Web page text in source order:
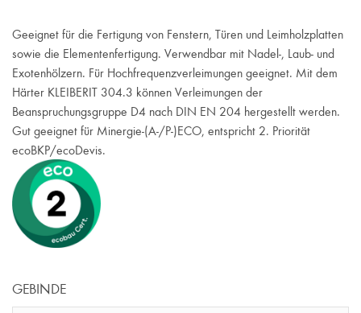
Geeignet für die Fertigung von Fenstern, Türen und Leimholzplatten
sowie die Elementenfertigung. Verwendbar mit Nadel-, Laub- und
Exotenhölzern. Für Hochfrequenzverleimungen geeignet. Mit dem
Härter KLEIBERIT 304.3 können Verleimungen der
Beanspruchungsgruppe D4 nach DIN EN 204 hergestellt werden.
Gut geeignet für Minergie-(A-/P-)ECO, entspricht 2. Priorität
ecoBKP/ecoDevis.
GEBINDE